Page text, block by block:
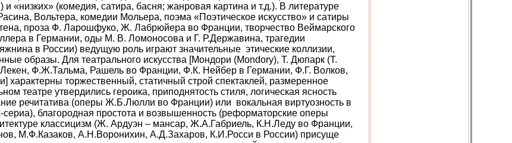
и «низких» (комедия, сатира, басня; жанровая картина и т.д.). В литературе
Вольтера, комедии Мольера, поэма «Поэтическое искусство» и сатиры
проза Ф. Ларошфуко, Ж. Лабрюйера во Франции, творчество Веймарского
в Германии, оды М. В. Ломоносова и Г. Р.Державина, трагедии
в России) ведущую роль играют значительные этические коллизии,
образы. Для театрального искусства [Мондори (Mondory), Т. Дюпарк (T.
Ф.Ж.Тальма, Рашель во Франции, Ф.К. Нейбер в Германии, Ф.Г. Волков,
характерны торжественный, статичный строй спектаклей, размеренное
театре утвердились героика, приподнятость стиля, логическая ясность
речитатива (оперы Ж.Б.Люлли во Франции) или вокальная виртуозность в
сериа), благородная простота и возвышенность (реформаторские оперы
классицизм (Ж. Ардуэн – мансар, Ж.А.Габриель, К.Н.Леду во Франции,
М.Ф.Казаков, А.Н.Воронихин, А.Д.Захаров, К.И.Росси в России) присуще